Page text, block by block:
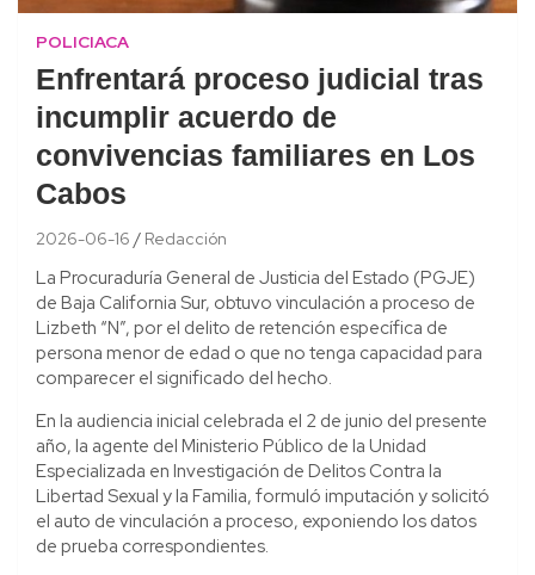
POLICIACA
Enfrentará proceso judicial tras
incumplir acuerdo de
convivencias familiares en Los
Cabos
2026-06-16 Redacción
La Procuraduría General de Justicia del Estado (PGJE)
de Baja California Sur, obtuvo vinculación a proceso de
Lizbeth “N”, por el delito de retención específica de
persona menor de edad o que no tenga capacidad para
comparecer el significado del hecho.
En la audiencia inicial celebrada el 2 de junio del presente
año, la agente del Ministerio Público de la Unidad
Especializada en Investigación de Delitos Contra la
Libertad Sexual y la Familia, formuló imputación y solicitó
el auto de vinculación a proceso, exponiendo los datos
de prueba correspondientes.